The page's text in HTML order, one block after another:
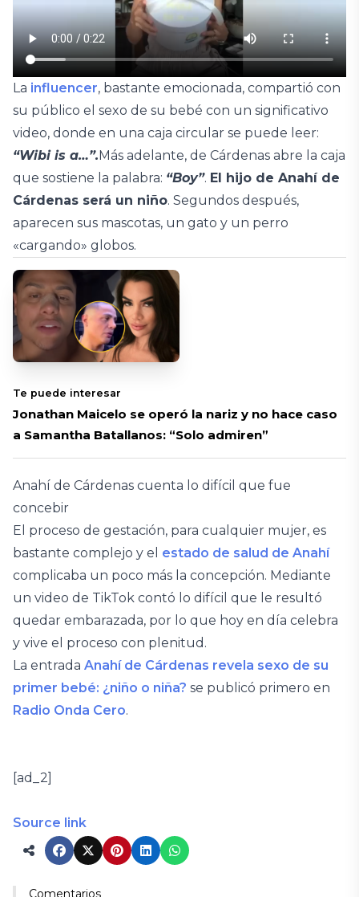
La influencer, bastante emocionada, compartió con
su público el sexo de su bebé con un significativo
video, donde en una caja circular se puede leer:
“Wibi is a…”.Más adelante, de Cárdenas abre la caja
que sostiene la palabra: “Boy”. El hijo de Anahí de
Cárdenas será un niño. Segundos después,
aparecen sus mascotas, un gato y un perro
«cargando» globos.
Te puede interesar
Jonathan Maicelo se operó la nariz y no hace caso
a Samantha Batallanos: “Solo admiren”
Anahí de Cárdenas cuenta lo difícil que fue
concebir
El proceso de gestación, para cualquier mujer, es
bastante complejo y el estado de salud de Anahí
complicaba un poco más la concepción. Mediante
un video de TikTok contó lo difícil que le resultó
quedar embarazada, por lo que hoy en día celebra
y vive el proceso con plenitud.
La entrada Anahí de Cárdenas revela sexo de su
primer bebé: ¿niño o niña? se publicó primero en
Radio Onda Cero.
[ad_2]
Source link
Comentarios